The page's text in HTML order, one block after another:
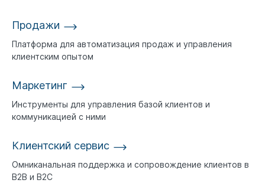
Продажи
Платформа для автоматизация продаж и управления
клиентским опытом
Маркетинг
Инструменты для управления базой клиентов и
коммуникацией с ними
Клиентский сервис
Омниканальная поддержка и сопровождение клиентов в
B2B и B2C